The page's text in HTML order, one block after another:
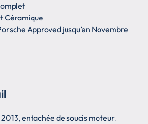
Céramique
Approved jusqu’en Novembre
entachée de soucis moteur,